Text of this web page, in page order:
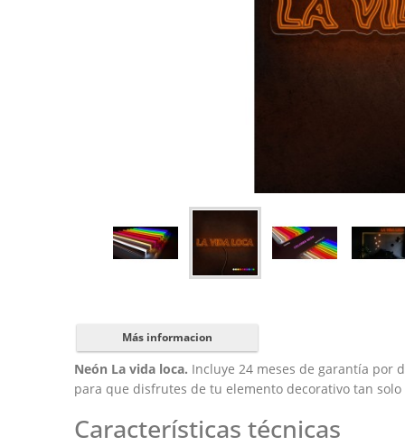
Más informacion
Neón La vida loca. Incluye 24 meses de garantía por
para que disfrutes de tu elemento decorativo tan
Características técnicas